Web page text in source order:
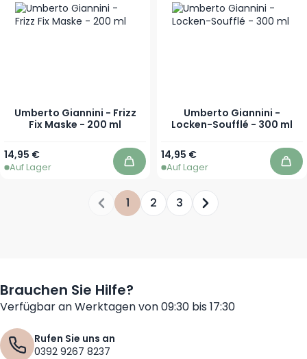
Umberto Giannini - Frizz
Fix Maske - 200 ml
14,95 €
Auf Lager In den Warenkorb
Umberto Giannini -
Locken-Soufflé - 300 ml
14,95 €
Auf Lager In
Sie lesen gerade die Seite
1 Seite
2 Seite
3 Seite
Brauchen Sie Hilfe?
Verfügbar an Werktagen von 09:30 bis 17:30
Rufen Sie uns an
0392 9267 8237